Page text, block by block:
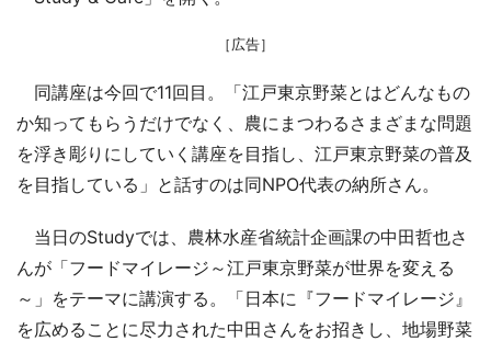
［広告］
同講座は今回で11回目。「江戸東京野菜とはどんなもの
か知ってもらうだけでなく、農にまつわるさまざまな問題
を浮き彫りにしていく講座を目指し、江戸東京野菜の普及
を目指している」と話すのは同NPO代表の納所さん。
当日のStudyでは、農林水産省統計企画課の中田哲也さ
んが「フードマイレージ～江戸東京野菜が世界を変える
～」をテーマに講演する。「日本に『フードマイレージ』
を広めることに尽力された中田さんをお招きし、地場野菜